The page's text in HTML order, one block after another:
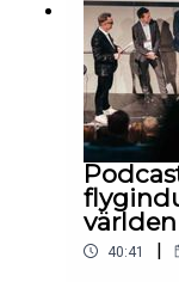
världen
40:41 |